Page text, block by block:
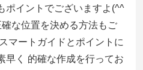
ポイントでございますよ(^^
な位置を決める方法もご
マートガイドとポイントに
早く 的確な作成を行ってお